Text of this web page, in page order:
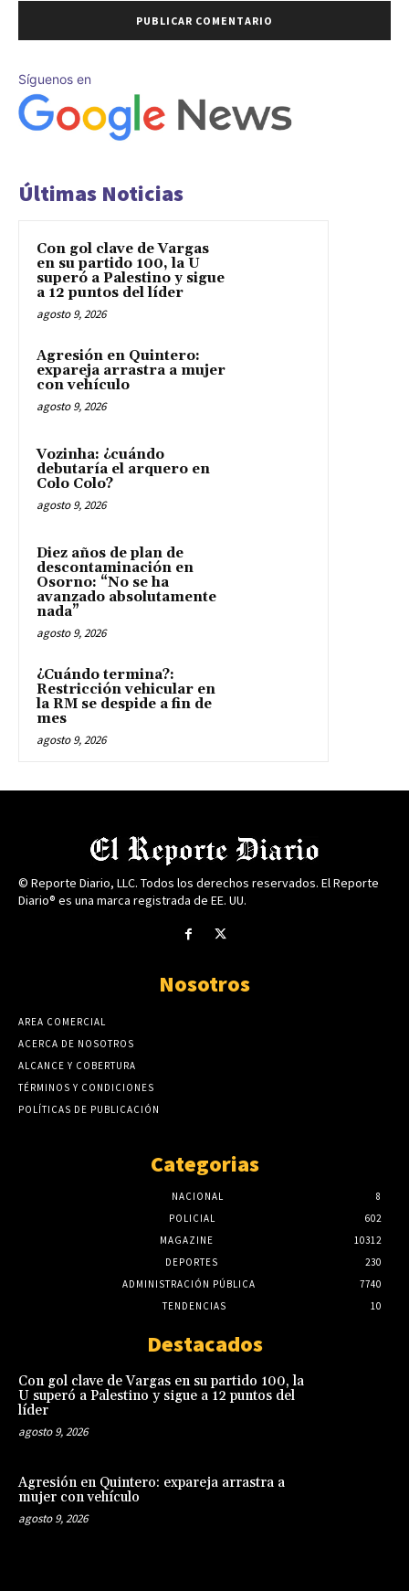
Síguenos en
Últimas Noticias
Con gol clave de Vargas
en su partido 100, la U
superó a Palestino y sigue
a 12 puntos del líder
agosto 9, 2026
Agresión en Quintero:
expareja arrastra a mujer
con vehículo
agosto 9, 2026
Vozinha: ¿cuándo
debutaría el arquero en
Colo Colo?
agosto 9, 2026
Diez años de plan de
descontaminación en
Osorno: “No se ha
avanzado absolutamente
nada”
agosto 9, 2026
¿Cuándo termina?:
Restricción vehicular en
la RM se despide a fin de
mes
agosto 9, 2026
© Reporte Diario, LLC. Todos los derechos reservados. El Reporte
Diario® es una marca registrada de EE. UU.
Nosotros
AREA COMERCIAL
ACERCA DE NOSOTROS
ALCANCE Y COBERTURA
TÉRMINOS Y CONDICIONES
POLÍTICAS DE PUBLICACIÓN
Categorias
NACIONAL
8
POLICIAL
602
MAGAZINE
10312
DEPORTES
230
ADMINISTRACIÓN PÚBLICA
7740
TENDENCIAS
10
Destacados
Con gol clave de Vargas en su partido 100, la
U superó a Palestino y sigue a 12 puntos del
líder
agosto 9, 2026
Agresión en Quintero: expareja arrastra a
mujer con vehículo
agosto 9, 2026